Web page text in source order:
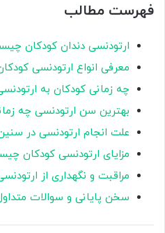
فهرست مطالب
ارتودنسی دندان کودکان
معرفی انواع ارتودنسی
چه زمانی کودکان به
بهترین سن ارتودنسی چه
علت انجام ارتودنسی در
مزایای ارتودنسی کودکان
مراقبت و نگهداری از
سخن پایانی و سوالات